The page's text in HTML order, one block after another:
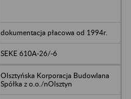
dokumentacja płacowa od 1994r.
SEKE 610A-26/-6
Olsztyńska Korporacja Budowlana
Spółka z o.o./nOlsztyn